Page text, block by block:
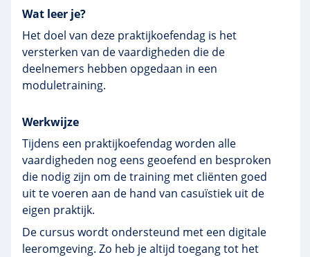
Wat leer je?
Het doel van deze praktijkoefendag is het
versterken van de vaardigheden die de
deelnemers hebben opgedaan in een
moduletraining.
Werkwijze
Tijdens een praktijkoefendag worden alle
vaardigheden nog eens geoefend en besproken
die nodig zijn om de training met cliënten goed
uit te voeren aan de hand van casuïstiek uit de
eigen praktijk.
De cursus wordt ondersteund met een digitale
leeromgeving. Zo heb je altijd toegang tot het